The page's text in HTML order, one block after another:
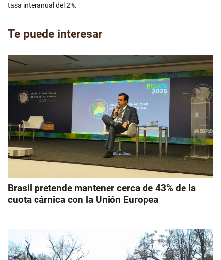
tasa interanual del 2%.
Te puede interesar
Brasil pretende mantener cerca de 43% de la
cuota cárnica con la Unión Europea